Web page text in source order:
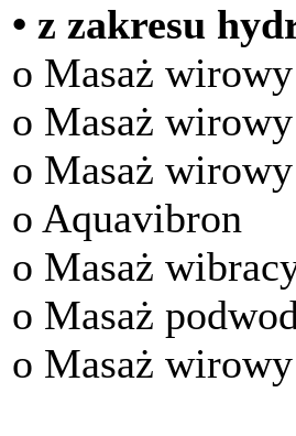
• z zakresu
o Masaż wirowy
o Masaż
o Masaż
o Aquavibron
o Masaż
o Masaż
o Masaż